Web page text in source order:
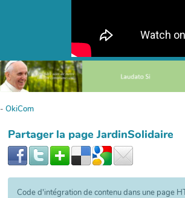
- OkiCom
Partager la page JardinSolidaire
Code d'intégration de contenu dans une page